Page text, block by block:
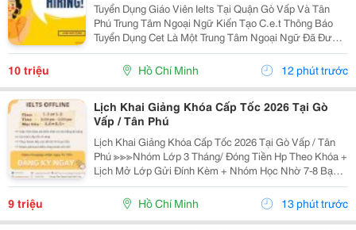
Tuyển Dụng Giáo Viên Ielts Tại Quận Gò Vấp Và Tân
Phú Trung Tâm Ngoại Ngữ Kiến Tạo C.e.t Thông Báo
Tuyển Dụng Cet Là Một Trung Tâm Ngoại Ngữ Đã Được
Thành Lập 16 Năm Chuyên Về Chương Trình Anh Văn
Học Thuật Ielts &Ndash; Toefl Ibt. Trung Tâm...
10 triệu Hồ Chí Minh 12 phút trước
Lịch Khai Giảng Khóa Cấp Tốc 2026 Tại Gò
Vấp / Tân Phú
Lịch Khai Giảng Khóa Cấp Tốc 2026 Tại Gò Vấp / Tân
Phú ≫≫≫Nhóm Lớp 3 Tháng/ Đóng Tiền Hp Theo Khóa +
Lịch Mở Lớp Gửi Đính Kèm + Nhóm Học Nhờ 7-8 Bạn/
Lớp + Giáo Trình Ielts Có Band Điểm Lộ Trình, Sách
Nước Ngoài Bám Sát + Chia Đều 4 Kỹ...
9 triệu Hồ Chí Minh 13 phút trước